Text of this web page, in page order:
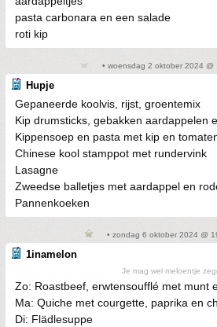
pasta carbonara en een salade
roti kip
• woensdag 2 oktober 2024 @
Hupje
Gepaneerde koolvis, rijst, groentemix
Kip drumsticks, gebakken aardappelen
Kippensoep en pasta met kip en
Chinese kool stamppot met rundervink
Lasagne
Zweedse balletjes met aardappel en
Pannenkoeken
• zondag 6 oktober 2024 @
1inamelon
Je mag wel meloentje
Zo: Roastbeef, erwtensoufflé met munt
Ma: Quiche met courgette, paprika en
Di: Flädlesuppe